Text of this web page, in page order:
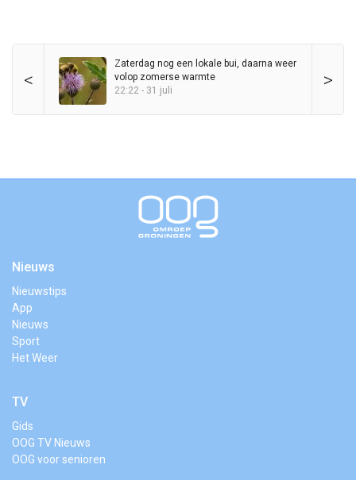
< >
Zaterdag nog een lokale bui, daarna weer
volop zomerse warmte
22:22 - 31 juli
Nieuws
Nieuwstips
App
Nieuws
Sport
Het Weer
TV
Gids
OOG TV Nieuws
OOG voor senioren